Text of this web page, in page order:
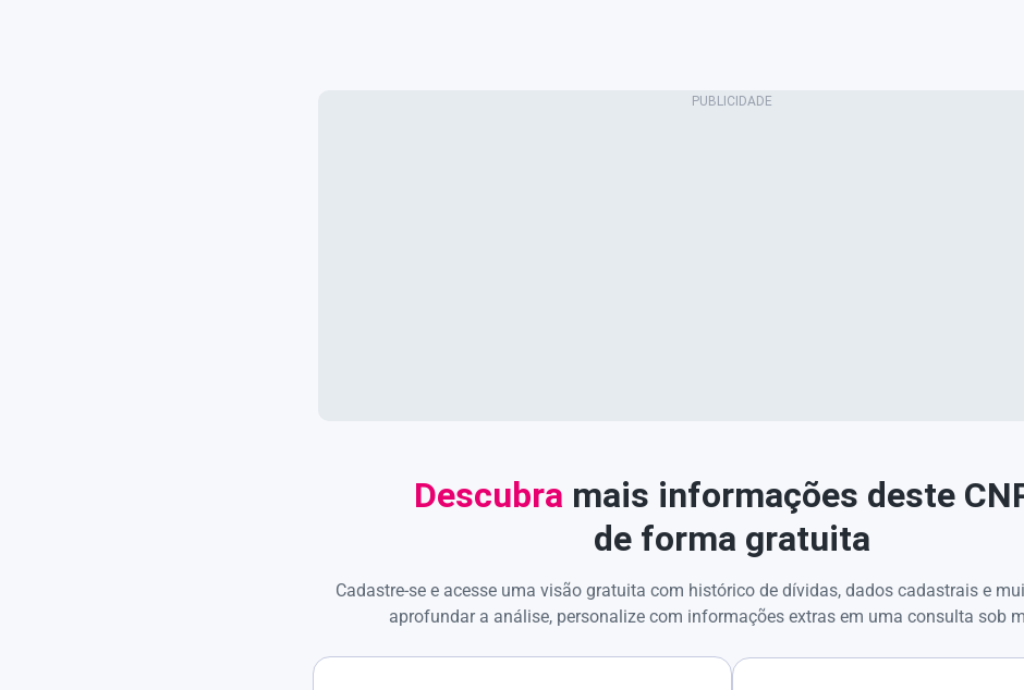
Descubra mais informações deste
de forma gratuita
Cadastre-se e acesse uma visão gratuita com histórico de dívidas, dados cadastrais e
aprofundar a análise, personalize com informações extras em uma consulta sob